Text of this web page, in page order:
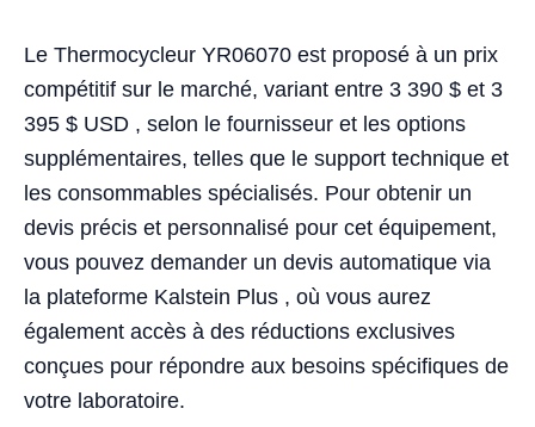
Le Thermocycleur YR06070 est proposé à un prix
compétitif sur le marché, variant entre 3 390 $ et 3
395 $ USD , selon le fournisseur et les options
supplémentaires, telles que le support technique et
les consommables spécialisés. Pour obtenir un
devis précis et personnalisé pour cet équipement,
vous pouvez demander un devis automatique via
la plateforme Kalstein Plus , où vous aurez
également accès à des réductions exclusives
conçues pour répondre aux besoins spécifiques de
votre laboratoire.